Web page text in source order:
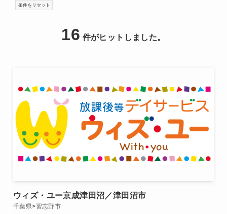
16 件がヒットしました。
ウィズ・ユー京成津田沼／津田沼市
千葉県>習志野市